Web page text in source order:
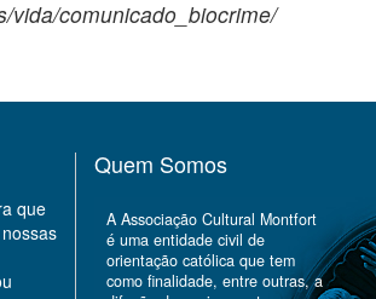
vida/comunicado_biocrime/
que
Quem Somos
A Associação Cultural Montfort
é uma entidade civil de
orientação católica que tem
como finalidade, entre outras, a